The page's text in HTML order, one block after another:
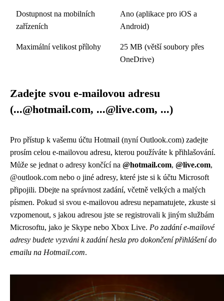
Dostupnost na mobilních
zařízeních
Ano (aplikace pro iOS a
Android)
Maximální velikost přílohy
25 MB (větší soubory přes
OneDrive)
Zadejte svou e-mailovou adresu
(...@hotmail.com, ...@live.com, ...)
Pro přístup k vašemu účtu Hotmail (nyní Outlook.com) zadejte
prosím celou e-mailovou adresu, kterou používáte k přihlašování.
Může se jednat o adresy končící na @hotmail.com, @live.com,
@outlook.com nebo o jiné adresy, které jste si k účtu Microsoft
připojili. Dbejte na správnost zadání, včetně velkých a malých
písmen. Pokud si svou e-mailovou adresu nepamatujete, zkuste si
vzpomenout, s jakou adresou jste se registrovali k jiným službám
Microsoftu, jako je Skype nebo Xbox Live. Po zadání e-mailové
adresy budete vyzváni k zadání hesla pro dokončení přihlášení do
emailu na Hotmail.com.